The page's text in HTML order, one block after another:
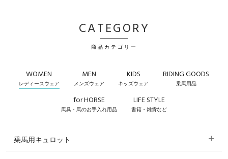
CATEGORY
商品カテゴリー
WOMEN
レディースウェア
MEN
メンズウェア
KIDS
キッズウェア
RIDING GOODS
乗馬用品
for HORSE
馬具・馬のお手入れ用品
LIFE STYLE
書籍・雑貨など
乗馬用キュロット